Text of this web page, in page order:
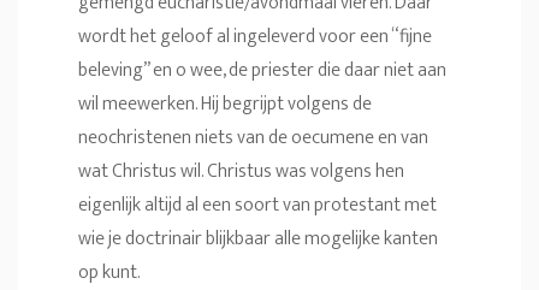
wordt het geloof al ingeleverd voor een “fijne
beleving” en o wee, de priester die daar niet aan
wil meewerken. Hij begrijpt volgens de
neochristenen niets van de oecumene en van
wat Christus wil. Christus was volgens hen
eigenlijk altijd al een soort van protestant met
wie je doctrinair blijkbaar alle mogelijke kanten
op kunt.